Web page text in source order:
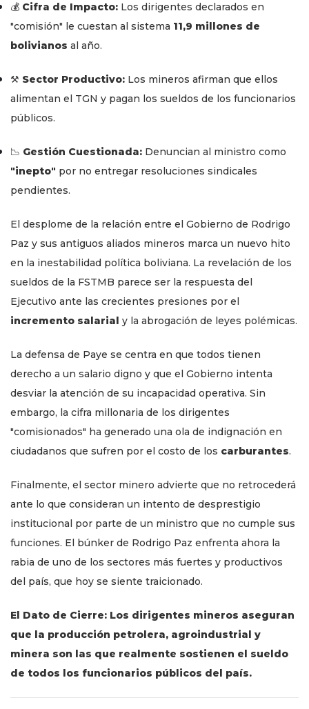
💰 Cifra de Impacto: Los dirigentes declarados en
"comisión" le cuestan al sistema 11,9 millones de
bolivianos al año.
⚒️ Sector Productivo: Los mineros afirman que ellos
alimentan el TGN y pagan los sueldos de los funcionarios
públicos.
📉 Gestión Cuestionada: Denuncian al ministro como
"inepto" por no entregar resoluciones sindicales
pendientes.
El desplome de la relación entre el Gobierno de Rodrigo
Paz y sus antiguos aliados mineros marca un nuevo hito
en la inestabilidad política boliviana. La revelación de los
sueldos de la FSTMB parece ser la respuesta del
Ejecutivo ante las crecientes presiones por el
incremento salarial y la abrogación de leyes polémicas.
La defensa de Paye se centra en que todos tienen
derecho a un salario digno y que el Gobierno intenta
desviar la atención de su incapacidad operativa. Sin
embargo, la cifra millonaria de los dirigentes
"comisionados" ha generado una ola de indignación en
ciudadanos que sufren por el costo de los carburantes.
Finalmente, el sector minero advierte que no retrocederá
ante lo que consideran un intento de desprestigio
institucional por parte de un ministro que no cumple sus
funciones. El búnker de Rodrigo Paz enfrenta ahora la
rabia de uno de los sectores más fuertes y productivos
del país, que hoy se siente traicionado.
El Dato de Cierre: Los dirigentes mineros aseguran
que la producción petrolera, agroindustrial y
minera son las que realmente sostienen el sueldo
de todos los funcionarios públicos del país.